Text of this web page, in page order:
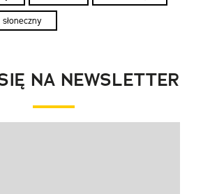
słoneczny
NA NEWSLETTER